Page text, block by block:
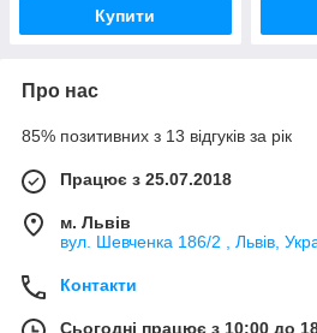
Купити
Про нас
85% позитивних з 13 відгуків за рік
Працює з 25.07.2018
м. Львів
вул. Шевченка 186/2 , Львів,
Контакти
Сьогодні працює з 10:00 до